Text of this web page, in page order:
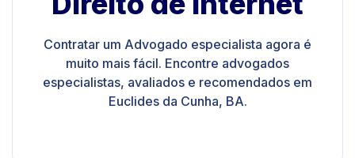
Contratar um Advogado especialista agora é
muito mais fácil. Encontre advogados
especialistas, avaliados e recomendados em
Euclides da Cunha, BA.